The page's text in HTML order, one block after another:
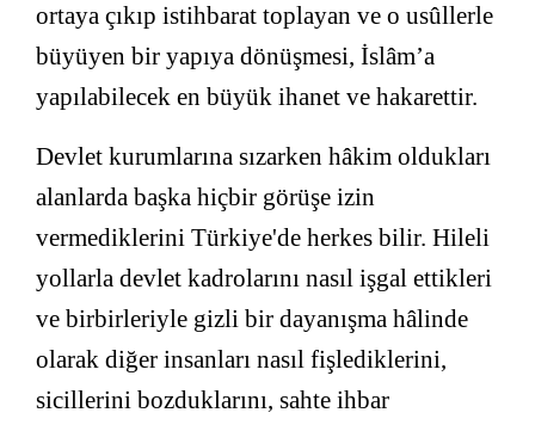
ortaya çıkıp istihbarat toplayan ve o usûllerle
büyüyen bir yapıya dönüşmesi, İslâm’a
yapılabilecek en büyük ihanet ve hakarettir.
Devlet kurumlarına sızarken hâkim oldukları
alanlarda başka hiçbir görüşe izin
vermediklerini Türkiye'de herkes bilir. Hileli
yollarla devlet kadrolarını nasıl işgal ettikleri
ve birbirleriyle gizli bir dayanışma hâlinde
olarak diğer insanları nasıl fişlediklerini,
sicillerini bozduklarını, sahte ihbar